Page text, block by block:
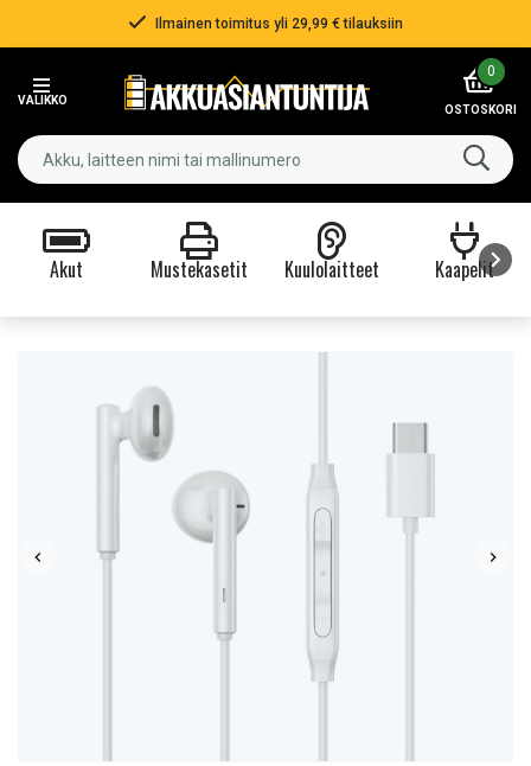
Ilmainen toimitus yli 29,99 € tilauksiin
VALIKKO
0
OSTOSKORI
Akut Mustekasetit Kuulolaitteet Kaapelit